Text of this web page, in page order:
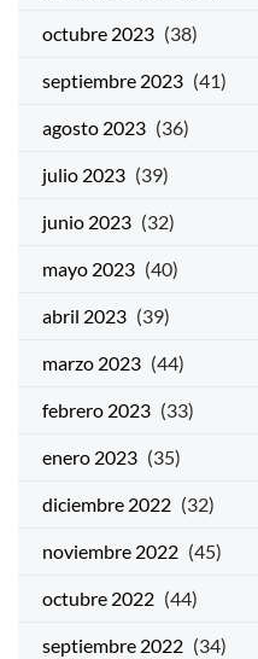
octubre 2023 (38)
septiembre 2023 (41)
agosto 2023 (36)
julio 2023 (39)
junio 2023 (32)
mayo 2023 (40)
abril 2023 (39)
marzo 2023 (44)
febrero 2023 (33)
enero 2023 (35)
diciembre 2022 (32)
noviembre 2022 (45)
octubre 2022 (44)
septiembre 2022 (34)